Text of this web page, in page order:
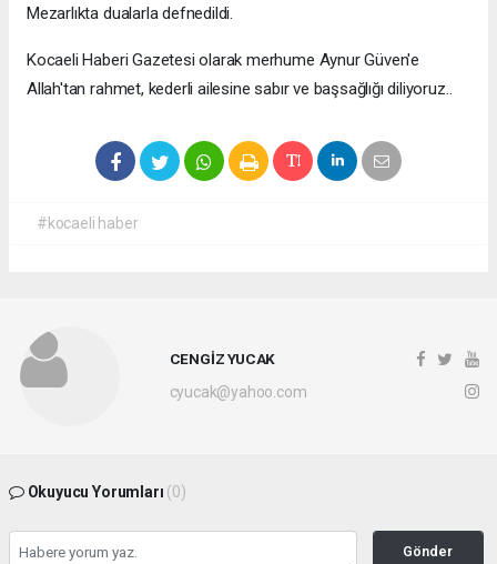
Mezarlıkta dualarla defnedildi.
Kocaeli Haberi Gazetesi olarak merhume Aynur Güven'e
Allah'tan rahmet, kederli ailesine sabır ve başsağlığı diliyoruz..
#kocaeli haber
CENGİZ YUCAK
cyucak@yahoo.com
Okuyucu Yorumları (0)
Gönder